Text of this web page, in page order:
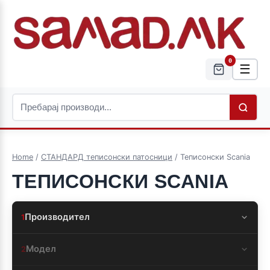
0
☰
Home / СТАНДАРД теписонски патосници / Теписонски Scania
ТЕПИСОНСКИ SCANIA
1Производител
2Модел